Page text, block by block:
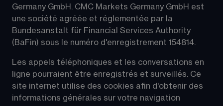
Germany GmbH. CMC Markets Germany GmbH est
une société agréée et réglementée par la
Bundesanstalt für Financial Services Authority
(BaFin) sous le numéro d'enregistrement 154814.
Les appels téléphoniques et les conversations en
ligne pourraient être enregistrés et surveillés. Ce
site internet utilise des cookies afin d'obtenir des
informations générales sur votre navigation